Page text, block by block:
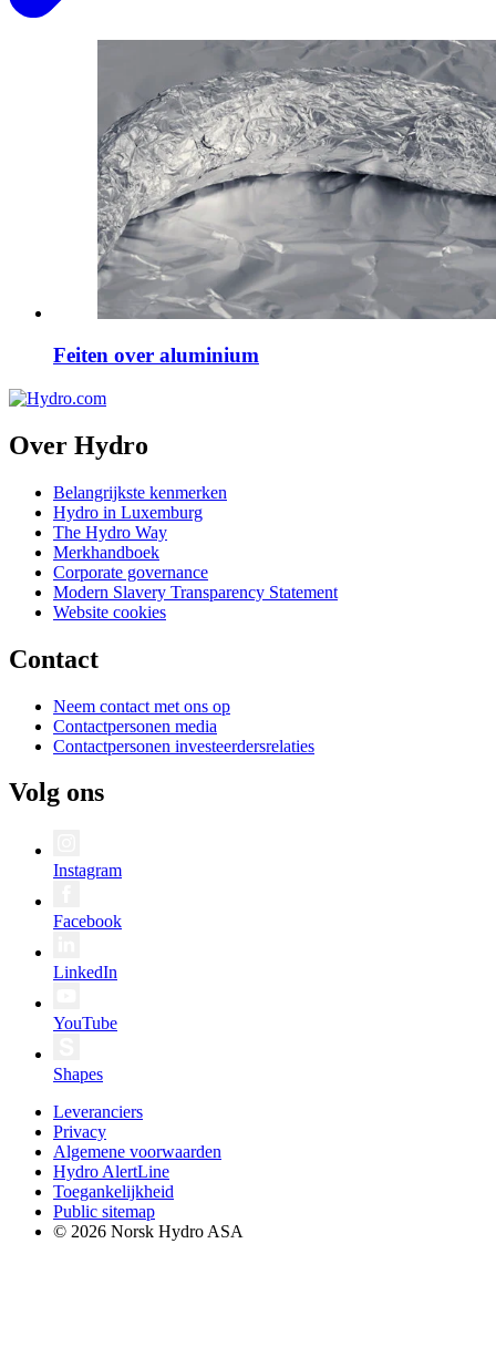
Feiten over aluminium
Over Hydro
Belangrijkste kenmerken
Hydro in Luxemburg
The Hydro Way
Merkhandboek
Corporate governance
Modern Slavery Transparency Statement
Website cookies
Contact
Neem contact met ons op
Contactpersonen media
Contactpersonen investeerdersrelaties
Volg ons
Instagram
Facebook
LinkedIn
YouTube
Shapes
Leveranciers
Privacy
Algemene voorwaarden
Hydro AlertLine
Toegankelijkheid
Public sitemap
© 2026 Norsk Hydro ASA